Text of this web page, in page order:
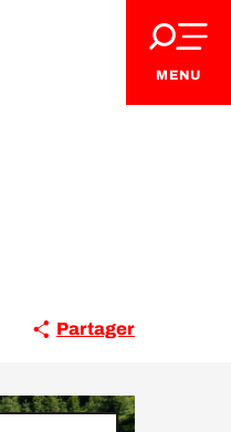
MENU
Partager